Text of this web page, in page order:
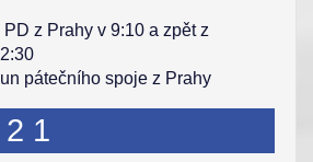
z Prahy v 9:10 a zpět z
pátečního spoje z Prahy